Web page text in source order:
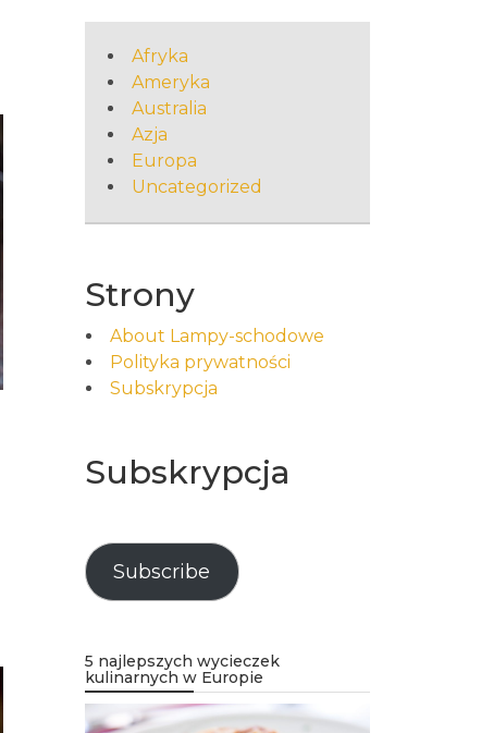
Afryka
Ameryka
Australia
Azja
Europa
Uncategorized
Strony
About Lampy-schodowe
Polityka prywatności
Subskrypcja
Subskrypcja
Subscribe
5 najlepszych wycieczek
kulinarnych w Europie